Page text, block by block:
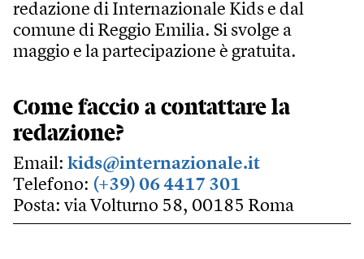
redazione di Internazionale Kids e dal
comune di Reggio Emilia. Si svolge a
maggio e la partecipazione è gratuita.
Come faccio a contattare la
redazione?
Email: kids@internazionale.it
Telefono: (+39) 06 4417 301
Posta: via Volturno 58, 00185 Roma